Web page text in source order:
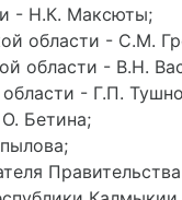
- Н.К. Максюты;
области - С.М.
области - В.Н.
- Г.П.
Бетина;